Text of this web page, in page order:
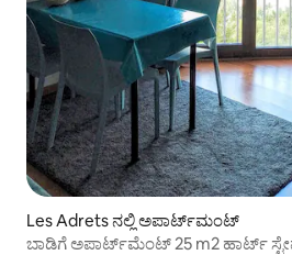
Les Adrets ನಲ್ಲಿ ಅಪಾರ್ಟ್‌ಮಂಟ್
ಬಾಡಿಗೆ ಅಪಾರ್ಟ್‌ಮೆಂಟ್